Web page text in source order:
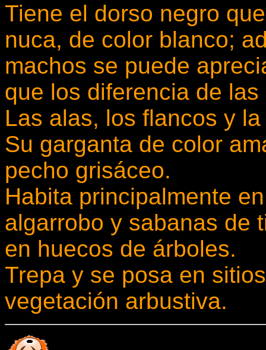
Tiene el dorso negro
nuca, de color blanco;
machos se puede
que los diferencia de las
Las alas, los flancos y
Su garganta de color
pecho grisáceo.
Habita principalmente
algarrobo y sabanas de
en huecos de árboles.
Trepa y se posa en
vegetación arbustiva.